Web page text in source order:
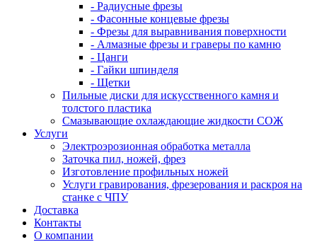
- Радиусные фрезы
- Фасонные концевые фрезы
- Фрезы для выравнивания поверхности
- Алмазные фрезы и граверы по камню
- Цанги
- Гайки шпинделя
- Щетки
Пильные диски для искусственного камня и
толстого пластика
Смазывающие охлаждающие жидкости СОЖ
Услуги
Электроэрозионная обработка металла
Заточка пил, ножей, фрез
Изготовление профильных ножей
Услуги гравирования, фрезерования и раскроя на
станке с ЧПУ
Доставка
Контакты
О компании